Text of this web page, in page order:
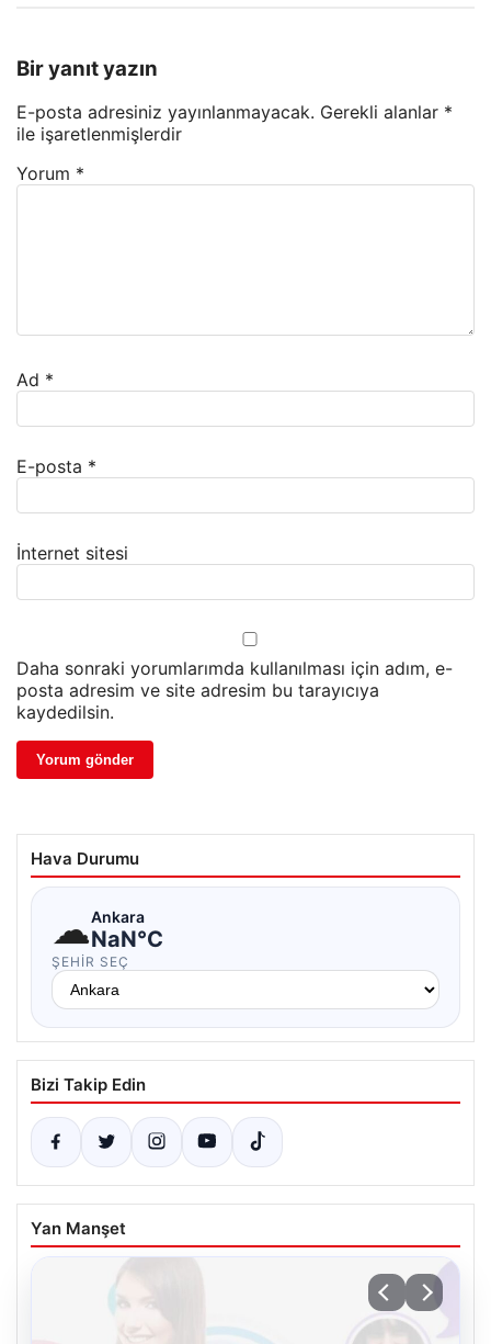
Bir yanıt yazın
E-posta adresiniz yayınlanmayacak. Gerekli alanlar *
ile işaretlenmişlerdir
Yorum *
Ad *
E-posta *
İnternet sitesi
Daha sonraki yorumlarımda kullanılması için adım, e-
posta adresim ve site adresim bu tarayıcıya
kaydedilsin.
Hava Durumu
☁Ankara
NaN°C
ŞEHIR SEÇ
Bizi Takip Edin
Yan Manşet